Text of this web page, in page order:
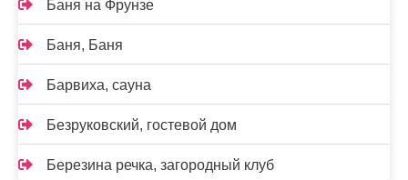
Баня на Фрунзе
Баня, Баня
Барвиха, сауна
Безруковский, гостевой дом
Березина речка, загородный клуб